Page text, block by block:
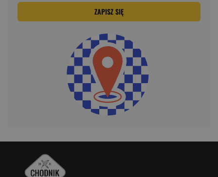
ZAPISZ SIĘ